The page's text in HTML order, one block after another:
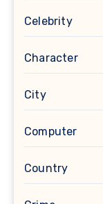
Celebrity
Character
City
Computer
Country